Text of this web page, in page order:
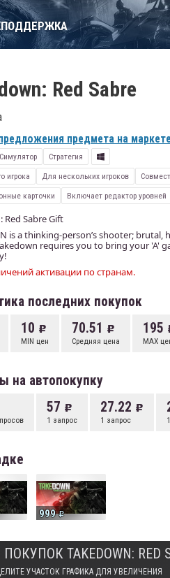
Red Sabre
предмета на
Симулятор
Стратегия
игрока
Для нескольких игроков
карточки
Включает редактор уровней
Red Sabre Gift
is a thinking-person’s shooter;
requires you to bring your 'A'
активации по странам.
последних покупок
10
MIN цен
70.51
Средняя цена
195
MAX
на автопокупку
57
1 запрос
27.22
1 запрос
999
TAKEDOWN: RED
УЧАСТОК ГРАФИКА ДЛЯ УВЕЛИЧЕНИЯ